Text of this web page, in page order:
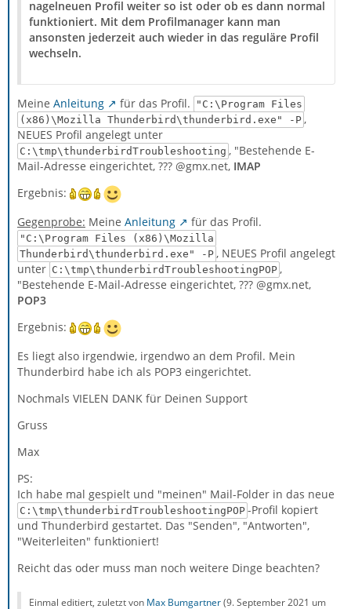
nagelneuen Profil weiter so ist oder ob es dann normal
funktioniert. Mit dem Profilmanager kann man
ansonsten jederzeit auch wieder in das reguläre Profil
wechseln.
Meine Anleitung für das Profil.
"C:\Program Files
(x86)\Mozilla Thunderbird\thunderbird.exe" -P ,
NEUES Profil angelegt unter
C:\tmp\thunderbirdTroubleshooting , "Bestehende E-
Mail-Adresse eingerichtet, ??? @gmx.net, IMAP
Ergebnis:
Gegenprobe: Meine Anleitung für das Profil.
"C:\Program Files (x86)\Mozilla
Thunderbird\thunderbird.exe" -P , NEUES Profil angelegt
unter C:\tmp\thunderbirdTroubleshootingPOP ,
"Bestehende E-Mail-Adresse eingerichtet, ??? @gmx.net,
POP3
Ergebnis:
Es liegt also irgendwie, irgendwo an dem Profil. Mein
Thunderbird habe ich als POP3 eingerichtet.
Nochmals VIELEN DANK für Deinen Support
Gruss
Max
PS:
Ich habe mal gespielt und "meinen" Mail-Folder in das neue
C:\tmp\thunderbirdTroubleshootingPOP -Profil kopiert
und Thunderbird gestartet. Das "Senden", "Antworten",
"Weiterleiten" funktioniert!
Reicht das oder muss man noch weitere Dinge beachten?
Einmal editiert, zuletzt von Max Bumgartner(9. September 2021 um